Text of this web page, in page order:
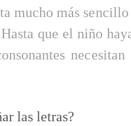
mucho más
que el niño
las letras?